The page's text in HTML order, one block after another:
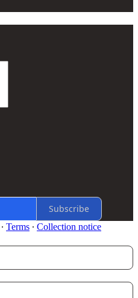
Subscribe
∙ Terms ∙ Collection notice